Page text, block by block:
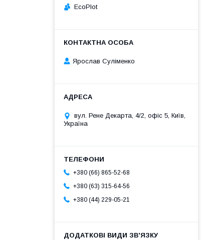
EcoPlot
Ярослав Суліменко
вул. Рене Декарта, 4/2, офіс 5, Київ,
Україна
+380 (66) 865-52-68
+380 (63) 315-64-56
+380 (44) 229-05-21